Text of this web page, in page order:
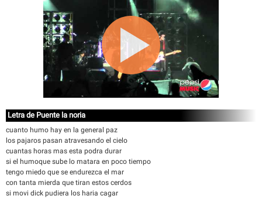
Letra de Puente la noria
cuanto humo hay en la general paz
los pajaros pasan atravesando el cielo
cuantas horas mas esta podra durar
si el humoque sube lo matara en poco tiempo
tengo miedo que se endurezca el mar
con tanta mierda que tiran estos cerdos
si movi dick pudiera los haria cagar